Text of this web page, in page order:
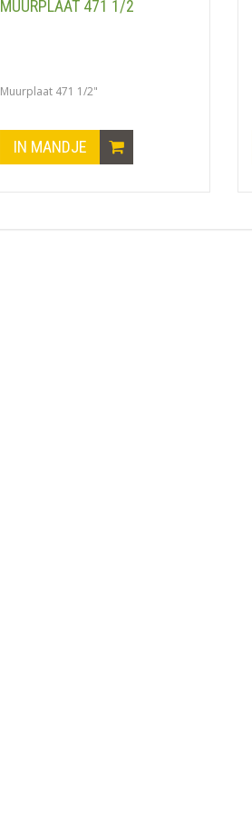
MUURPLAAT 471 1/2
Muurplaat 471 1/2"
IN MANDJE